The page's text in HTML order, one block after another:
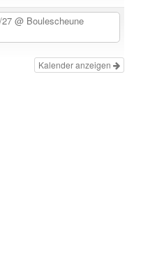
@ Boulescheune
Kalender anzeigen